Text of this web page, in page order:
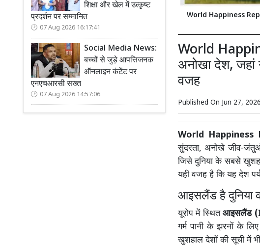
शिक्षा और खेल में उत्कृष्ट
प्रदर्शन पर सम्मानित
07 Aug 2026 16:17:41
Social Media News:
बच्चों से जुड़े आपत्तिजनक
ऑनलाइन कंटेंट पर
एनएचआरसी सख्त
07 Aug 2026 14:57:06
World Happiness
World
अनोखा देश,
वजह
Published On Jun 27,
World Happiness
सुंदरता, अनोखे जीव-
जिसे दुनिया के सबसे
यही वजह है कि यह देश
आइसलैंड है
यूरोप में स्थितआइसलैंड
गर्म पानी के झरनों के
खुशहाल देशों की सूची में